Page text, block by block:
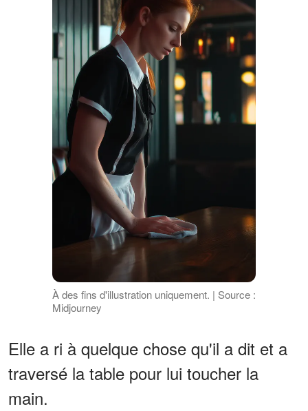
À des fins d'illustration uniquement. | Source :
Midjourney
Elle a ri à quelque chose qu'il a dit et a
traversé la table pour lui toucher la
main.